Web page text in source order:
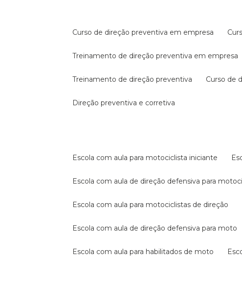
curso de direção preventiva em empresa
treinamento de direção preventiva em empresa
treinamento de direção preventiva curso de
direção preventiva e corretiva
escola com aula para motociclista iniciante
escola com aula de direção defensiva para
escola com aula para motociclistas de direção
escola com aula de direção defensiva para moto
escola com aula para habilitados de moto